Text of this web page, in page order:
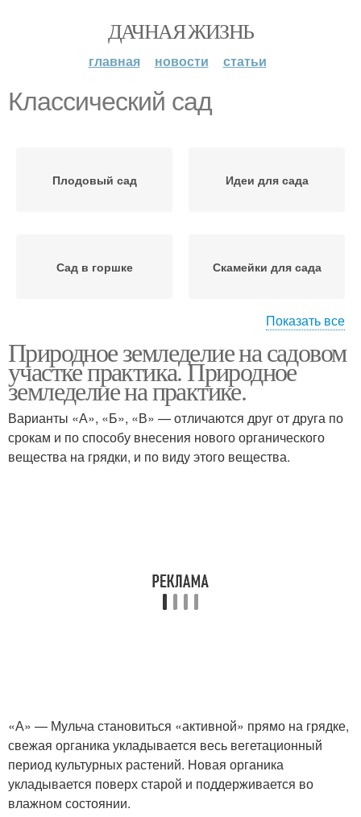
ДАЧНАЯ ЖИЗНЬ
главная новости статьи
Классический сад
Плодовый сад Идеи для сада
Сад в горшке Скамейки для сада
Беседки в саду
сада
Показать все
Природное земледелие на садовом
участке практика. Природное
земледелие на практике.
Варианты «А», «Б», «В» — отличаются друг от друга по
срокам и по способу внесения нового органического
вещества на грядки, и по виду этого вещества.
«А» — Мульча становиться «активной» прямо на грядке,
свежая органика укладывается весь вегетационный
период культурных растений. Новая органика
укладывается поверх старой и поддерживается во
влажном состоянии.